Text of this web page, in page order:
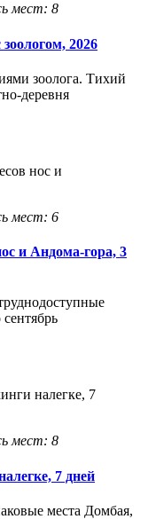
мест: 8
2026
зоолога. Тихий
деревня
мест: 6
и Андома-гора, 3
мест: 8
7 дней
места Домбая,